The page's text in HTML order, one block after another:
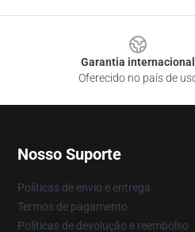
Garantia internacional
Oferecido no país de
Nosso Suporte
Políticas de envio e entrega
Termos de pagamento
Políticas de devolução e reembolso